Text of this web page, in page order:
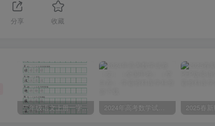
分享 收藏
三年级语文上册一字三描红写字表字帖 2024年高考数学试卷（文）（全国甲卷）（空白卷）